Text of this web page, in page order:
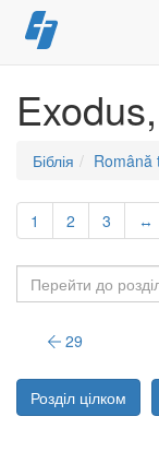
Перейти
до
Exodus,
Біблія Română
1 2 3 ↔
29
Розділ цілком